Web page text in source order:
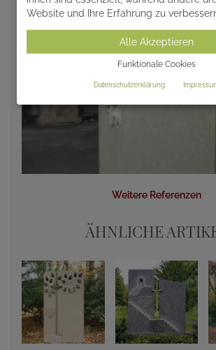
Weitere Referenzen
ÄHNLICHE
Website und Ihre Erfahrung zu
Alle Akzeptieren
Funktionale Cookies
Datenschutzerklärung